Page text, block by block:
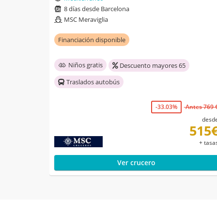
8 días desde Barcelona
MSC Meraviglia
Financiación disponible
Niños gratis
Descuento mayores 65
Traslados autobús
-33.03%
Antes 769
+
Ver crucero